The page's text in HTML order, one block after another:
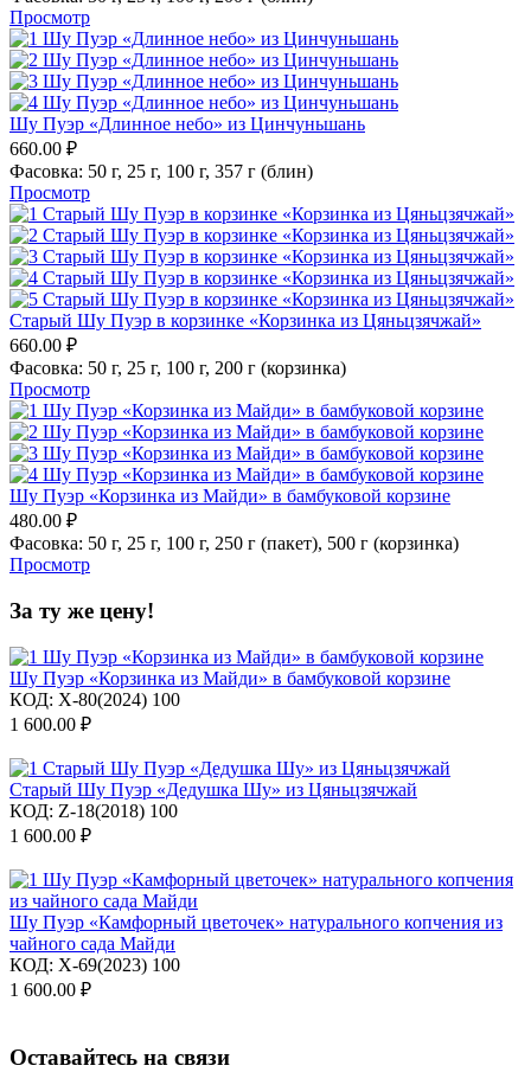
Просмотр
Шу Пуэр «Длинное небо» из Цинчуньшань
660.00 ₽
Фасовка: 50 г, 25 г, 100 г, 357 г (блин)
Просмотр
Старый Шу Пуэр в корзинке «Корзинка из Цяньцзячжай»
660.00 ₽
Фасовка: 50 г, 25 г, 100 г, 200 г (корзинка)
Просмотр
Шу Пуэр «Корзинка из Майди» в бамбуковой корзине
480.00 ₽
Фасовка: 50 г, 25 г, 100 г, 250 г (пакет), 500 г (корзинка)
Просмотр
За ту же цену!
Шу Пуэр «Корзинка из Майди» в бамбуковой корзине
КОД: X-80(2024) 100
1 600.00 ₽
Старый Шу Пуэр «Дедушка Шу» из Цяньцзячжай
КОД: Z-18(2018) 100
1 600.00 ₽
Шу Пуэр «Камфорный цветочек» натурального копчения из
чайного сада Майди
КОД: X-69(2023) 100
1 600.00 ₽
Оставайтесь на связи